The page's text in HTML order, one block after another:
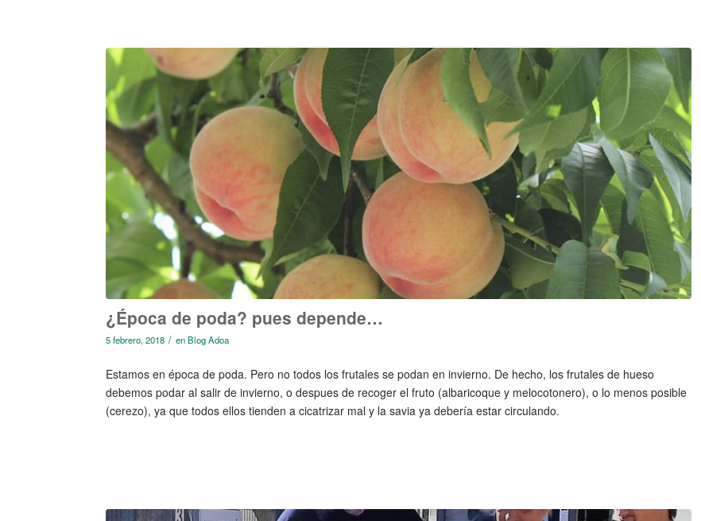
¿Época de poda? pues depende…
5 febrero, 2018 / enBlog Adoa
Estamos en época de poda. Pero no todos los frutales se podan en invierno. De hecho, los frutales de hueso
debemos podar al salir de invierno, o despues de recoger el fruto (albaricoque y melocotonero), o lo menos posible
(cerezo), ya que todos ellos tienden a cicatrizar mal y la savia ya debería estar circulando.